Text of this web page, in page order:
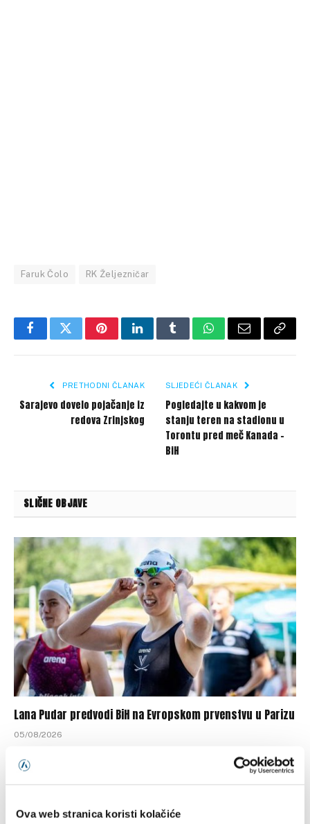
Ova web stranica koristi kolačiće
Faruk Čolo RK Željezničar
FacebookTwitterPinterestLinkedInTumblrWhatsApp
Email Copy
PRETHODNI ČLANAK
Sarajevo dovelo pojačanje iz
redova Zrinjskog
SLJEDEĆI ČLANAK
Pogledajte u kakvom je
stanju teren na stadionu u
Torontu pred meč Kanada –
BiH
SLIČNE OBJAVE
Lana Pudar predvodi BiH na Evropskom prvenstvu u Parizu
05/08/2026